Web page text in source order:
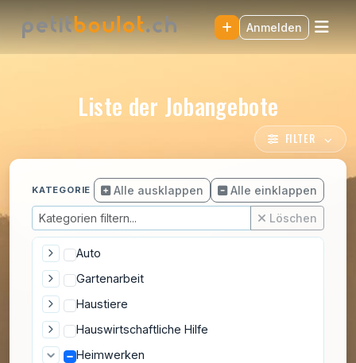
Anmelden
Liste der Jobangebote
FILTER
KATEGORIE Alle ausklappen Alle einklappen
Löschen
Auto
Gartenarbeit
Haustiere
Hauswirtschaftliche Hilfe
Heimwerken